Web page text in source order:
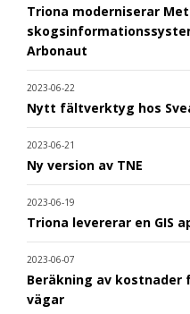
Triona moderniserar
Arbonaut
2023-06-22
Nytt fältverktyg hos
2023-06-21
Ny version av TNE
2023-06-19
Triona levererar en GIS
2023-06-07
Beräkning av
vägar